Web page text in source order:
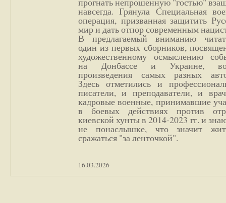
навсегда. Грянула Специальная
операция, призванная защитить
мир и дать отпор современным
В предлагаемый вниманию
один из первых сборников,
художественному осмыслению
на Донбассе и Украине,
произведения самых разных
Здесь отметились и
писатели, и преподаватели, и
кадровые военные, принимавшие
в боевых действиях против
киевской хунты в 2014-2023 гг. и
не понаслышке, что значит
сражаться "за ленточкой".
16.03.2026